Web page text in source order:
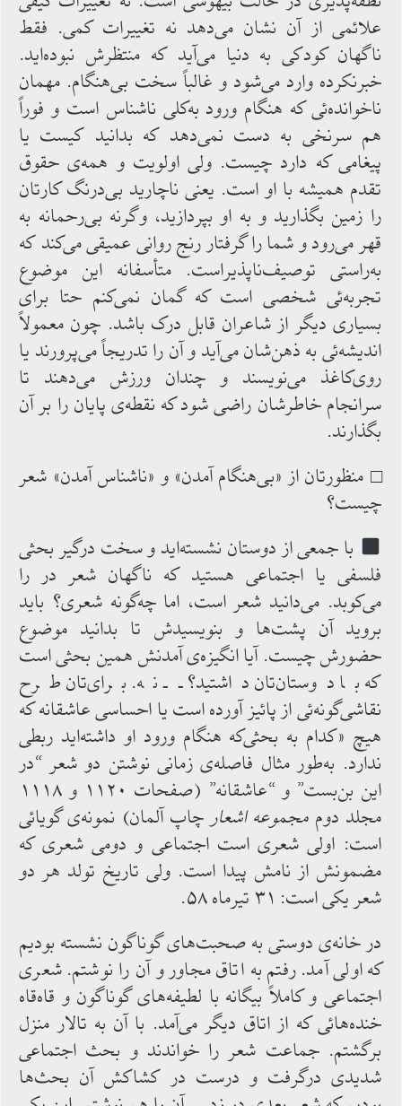
علائمی ‌از آن نشان ‌می‌دهد نه تغییرات کمی. فقط
ناگهان کودکی به ‌دنیا می‌آید که ‌منتظرش ‌نبوده‌اید.
خبرنکرده ‌وارد می‌شود و غالباً سخت بی‌هنگام. مهمان
ناخوانده‌ئی که هنگام ورود به‌کلی ناشناس ‌است و فوراً
هم سرنخی به‌ دست نمی‌دهد که ‌بدانید کیست یا
پیغامی که ‌دارد چیست. ولی اولویت و همه‌ی حقوق
تقدم همیشه با او است. یعنی ناچارید بی‌درنگ کارتان
را زمین ‌بگذارید و به ‌او بپردازید، وگرنه‌ بی‌رحمانه به‌
قهر می‌رود و شما را گرفتار رنج روانی عمیقی می‌کند که
به‌راستی توصیف‌ناپذیراست. متأسفانه این موضوع
تجربه‌ئی شخصی‌ است ‌که گمان نمی‌کنم حتا برای
بسیاری دیگر از شاعران قابل درک‌ باشد. چون معمولاً
اندیشه‌ئی به‌ ذهن‌شان می‌آید و آن را تدریجاً می‌پرورند یا
روی‌کاغذ می‌نویسند و چندان ورزش می‌دهند تا
سرانجام خاطرشان راضی‌ شود که ‌نقطه‌ی ‌پایان را بر آن
بگذارند.
□ منظورتان از «بی‌هنگام ‌آمدن» و «ناشناس ‌آمدن» شعر
چیست؟
با جمعی ‌از دوستان نشسته‌اید و سخت درگیر بحثی
فلسفی یا اجتماعی ‌هستید که‌ ناگهان شعر در را
می‌کوبد. می‌دانید شعر است، اما چه‌گونه شعری؟ باید
بروید آن پشت‌ها و بنویسیدش تا بدانید موضوع
حضورش چیست. آیا انگیزه‌ی ‌آمدنش همین بحثی ‌است
که با دوستان‌تان داشتید؟ ــ نه. برای‌تان طرح
نقاشی‌گونه‌ئی از پائیز آورده ‌است یا احساسی عاشقانه که‌
هیچ «کدام به بحثی‌که هنگام ورود او داشته‌اید ربطی
ندارد. به‌طور مثال فاصله‌ی ‌زمانی نوشتن دو شعر “در
این بن‌بست” و “عاشقانه” (صفحات ۱۱۲۰ و ۱۱۱۸
مجلد دوم مجموعه‌ اشعارچاپ آلمان) نمونه‌ی گویائی
‌است: اولی شعری ‌است اجتماعی و دومی شعری که
مضمونش‌ از نامش پیدا است. ولی تاریخ تولد هر دو
شعر یکی است: ۳۱ تیرماه ۵۸.
در خانه‌ی ‌دوستی به‌ صحبت‌های گوناگون نشسته ‌بودیم
‌که‌ اولی ‌آمد. رفتم به ‌اتاق‌ مجاور و آن را نوشتم. شعری
‌اجتماعی و کاملاً بیگانه با لطیفه‌های گوناگون و قاه‌قاه
خنده‌هائی که از اتاق دیگر می‌آمد. با آن به تالار منزل
برگشتم. جماعت شعر را خواندند و بحث‌ اجتماعی
شدیدی درگرفت و درست در کشاکش آن بحث‌ها